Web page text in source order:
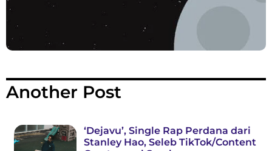
Another Post
‘Dejavu’, Single Rap Perdana dari
Stanley Hao, Seleb TikTok/Content